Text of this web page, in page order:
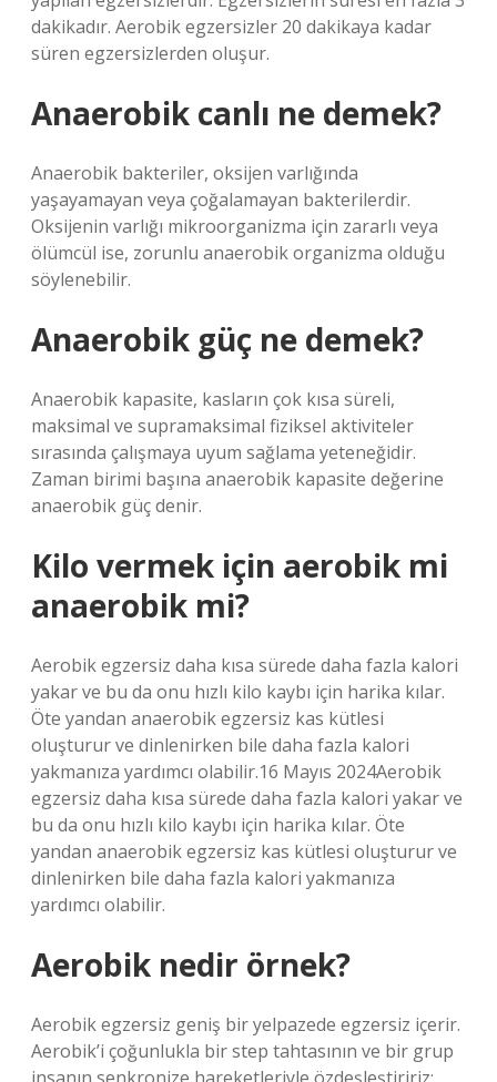
dakikadır. Aerobik egzersizler 20 dakikaya kadar
süren egzersizlerden oluşur.
Anaerobik canlı ne demek?
Anaerobik bakteriler, oksijen varlığında
yaşayamayan veya çoğalamayan bakterilerdir.
Oksijenin varlığı mikroorganizma için zararlı veya
ölümcül ise, zorunlu anaerobik organizma olduğu
söylenebilir.
Anaerobik güç ne demek?
Anaerobik kapasite, kasların çok kısa süreli,
maksimal ve supramaksimal fiziksel aktiviteler
sırasında çalışmaya uyum sağlama yeteneğidir.
Zaman birimi başına anaerobik kapasite değerine
anaerobik güç denir.
Kilo vermek için aerobik mi
anaerobik mi?
Aerobik egzersiz daha kısa sürede daha fazla kalori
yakar ve bu da onu hızlı kilo kaybı için harika kılar.
Öte yandan anaerobik egzersiz kas kütlesi
oluşturur ve dinlenirken bile daha fazla kalori
yakmanıza yardımcı olabilir.16 Mayıs 2024Aerobik
egzersiz daha kısa sürede daha fazla kalori yakar ve
bu da onu hızlı kilo kaybı için harika kılar. Öte
yandan anaerobik egzersiz kas kütlesi oluşturur ve
dinlenirken bile daha fazla kalori yakmanıza
yardımcı olabilir.
Aerobik nedir örnek?
Aerobik egzersiz geniş bir yelpazede egzersiz içerir.
Aerobik’i çoğunlukla bir step tahtasının ve bir grup